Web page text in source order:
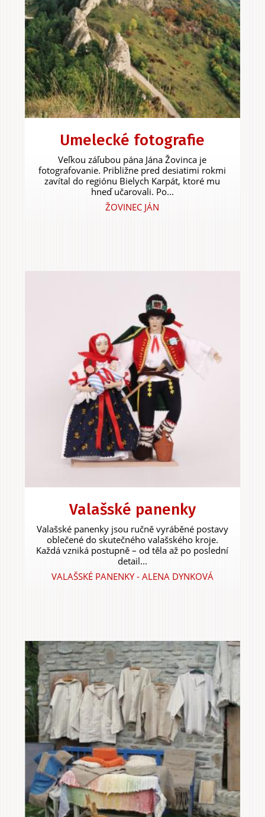
Umelecké fotografie
Veľkou záľubou pána Jána Žovinca je
fotografovanie. Približne pred desiatimi rokmi
zavítal do regiónu Bielych Karpát, ktoré mu
hneď učarovali. Po...
ŽOVINEC JÁN
Valašské panenky
Valašské panenky jsou ručně vyráběné postavy
oblečené do skutečného valašského kroje.
Každá vzniká postupně – od těla až po poslední
detail...
VALAŠSKÉ PANENKY - ALENA DYNKOVÁ